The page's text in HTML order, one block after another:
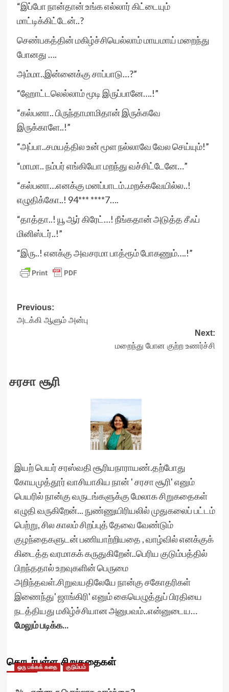
“இப்போ நான்தான் உங்க எல்லார் கிட்டையும்
மாட்டிக்கிட்டேன்..?
செண்பகத்தின் மகிழ்ச்சியெல்லாம் மாயமாய் மறைந்து
போனது ….
அம்மா..இன்னைக்கு சாப்பாடு…?”
“ஹோட்டலெல்லாம் மூடி இருப்பானே….!”
“கல்பனா.. பிருந்தாமாமிதான் இருக்கவே
இருக்காளே..!”
“அப்பா..சமயத்தில உன் மூள நல்லாவே வேல செய்யும்!”
“மாமா.. நம்பர் எங்கியோ மறந்து வச்சிட்டேனே…”
“கல்பனா…எனக்கு மனப்பாடம்..மறக்கவேயில்ல..!
எழுதிக்கோ..! 94*** ****7….
“தாத்தா..! யூ ஆர் கிரேட்…! நீங்கதான் அடுத்த சீஃப்
மினிஸ்டர்..!”
“இரு..! எனக்கு அவசரமா பாத்ரூம் போகணும்….!”
Post
navigation
Previous:
அடக்கி ஆளும் அன்பு
Next:
மறைந்து போன குற்ற உணர்ச்சி
சரசா சூரி
இயற் பெயர் சரஸ்வதி சூரியநாராயண்.தற்போது
கோயமுத்தூர் வாசியாகிய நான் ' சரசா சூரி' எனும்
பெயரில் நான்கு வருடங்களுக்கு மேலாக சிறுகதைகள்
எழுதி வருகிறேன்... நுண்ணுயிரியலில் முதுகலைப் பட்டம்
பெற்று, சில காலம் சிறப்புத் தேவை வேண்டும்
குழந்தைகளுடன் பணியாற்றியதை , வாழ்வில் எனக்குக்
கிடைத்த வரமாகக் கருதுகிறேன்..பெரிய குடும்பத்தில்
பிறந்ததால் உறவுகளின் பெருமை
அறிந்தவள்.சிறுவயதிலேயே நான்கு சகோதரிகள்
இணைந்து' ஜாங்கிரி' எனும் கையெழுத்துப் பிரதியை
நடத்தியது மகிழ்ச்சியான அனுபவம்..என்னுடைய…
மேலும் படிக்க...
தொடர்புள்ள சிறுகதைகள்
ஒரு பக்கக் கதை குடும்பம்